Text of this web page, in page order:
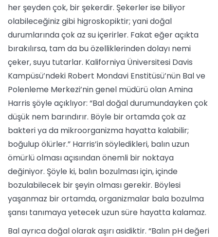
her şeyden çok, bir şekerdir. Şekerler ise biliyor
olabileceğiniz gibi higroskopiktir; yani doğal
durumlarında çok az su içerirler. Fakat eğer açıkta
bırakılırsa, tam da bu özelliklerinden dolayı nemi
çeker, suyu tutarlar. Kaliforniya Üniversitesi Davis
Kampüsü’ndeki Robert Mondavi Enstitüsü’nün Bal ve
Polenleme Merkezi’nin genel müdürü olan Amina
Harris şöyle açıklıyor: “Bal doğal durumundayken çok
düşük nem barındırır. Böyle bir ortamda çok az
bakteri ya da mikroorganizma hayatta kalabilir;
boğulup ölürler.” Harris’in söyledikleri, balın uzun
ömürlü olması açısından önemli bir noktaya
değiniyor. Şöyle ki, balın bozulması için, içinde
bozulabilecek bir şeyin olması gerekir. Böylesi
yaşanmaz bir ortamda, organizmalar bala bozulma
şansı tanımaya yetecek uzun süre hayatta kalamaz.
Bal ayrıca doğal olarak aşırı asidiktir. “Balın pH değeri